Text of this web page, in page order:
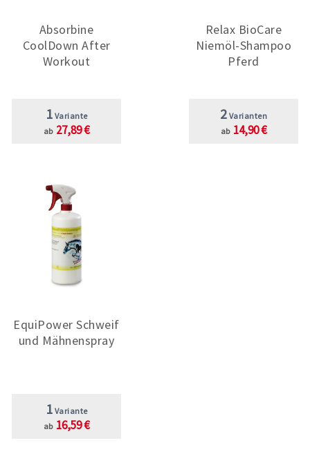
Absorbine
CoolDown After
Workout
1 Variante
ab 27,89 €
Relax BioCare
Niemöl-Shampoo
Pferd
2 Varianten
ab 14,90 €
EquiPower Schweif
und Mähnenspray
1 Variante
ab 16,59 €